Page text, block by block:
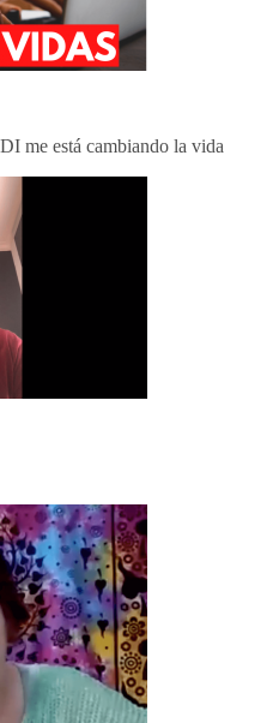
me está cambiando la vida